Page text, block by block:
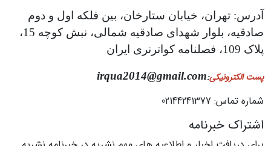
آدرس: تهران، خیابان ستارخان، بین فلکه اول و دوم
صادقیه، بلوار شهدای صادقیه شمالی، نبش کوچه 15،
پلاک 109، فصلنامه کواترنری ایران
پست الکترونیکی:
irqua2014@gmail.com
شماره تماس: 02144241377
اشتراک خبرنامه